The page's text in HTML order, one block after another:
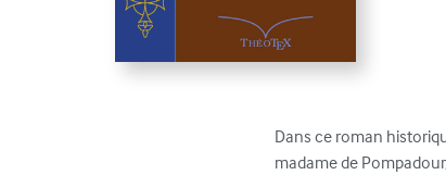
Dans ce roman
madame de